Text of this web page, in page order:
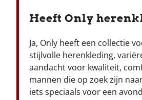
Heeft Only
Ja, Only heeft een collectie
stijlvolle herenkleding,
aandacht voor kwaliteit,
mannen die op zoek zijn
iets speciaals voor een